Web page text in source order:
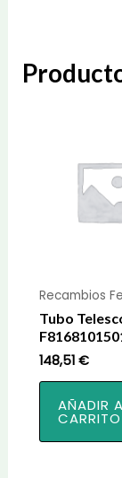
Recambios
Tubo
148,51 €
AÑADIR
CARRITO